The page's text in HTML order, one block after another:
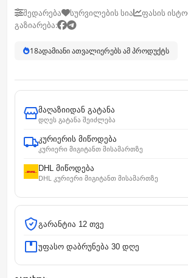
შედარება სურვილების სია
ფასის
გაზიარება:
19ადამიანი ათვალიერებს ამ პროდუქტს
მაღაზიიდან გატანა
დღეს გატანა შეიძლება
კურიერის მიწოდება
კურიერი მიგიტანთ მისამართზე
DHL მიწოდება
DHL კურიერი მიგიტანთ მისამართზე
გარანტია 12 თვე
უფასო დაბრუნება 30 დღე